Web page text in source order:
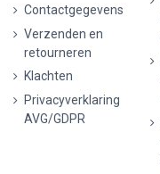
Contactgegevens
Verzenden en
retourneren
Klachten
Privacyverklaring
AVG/GDPR